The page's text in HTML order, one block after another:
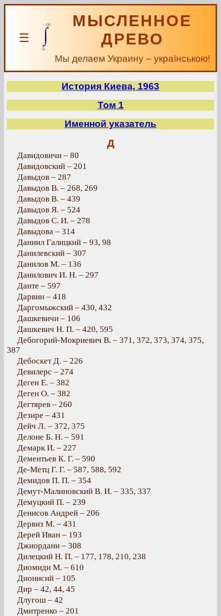
☰
МЫСЛЕННОЕ
ДРЕВО
Мы делаем Украину – українською!
История Киева, 1963
Том 1
Именной указатель
Д
Давидовичи – 80
Давидовский – 201
Давыдов – 287
Давыдов В. – 268, 269
Давыдов В. – 439
Давыдов Я. – 524
Давыдов С. И. – 278
Давыдова – 314
Даниил Галицкий – 93, 98
Данилевский – 307
Данилов М. – 136
Данилович И. Н. – 297
Данте – 597
Дарвин – 418
Даргомыжский – 430, 432
Дашкевичи – 106
Дашкевич Н. П. – 420, 595
Дебогорий-Мокриевич В. – 371, 372, 373, 374, 375,
387
Дебоскет Д. – 226
Девилерс – 274
Деген Е. – 382
Деген О. – 382
Дегтярев – 260
Дезире – 431
Дейч Л. – 372, 375
Делоне Б. Н. – 591
Демарк И. – 227
Дементьев К. Г. – 590
Де-Метц Г. Г. – 587, 588, 592
Демидов П. П. – 354
Демут-Малиновский В. И. – 335, 337
Демуцкий П. – 239
Денисов Андрей – 206
Дервиз М. – 431
Дерей Иван – 193
Джиордани – 308
Дилецкий Н. П. – 177, 178, 210, 238
Диомиди М. – 610
Дионисий – 105
Дир – 42, 44, 45
Длугош – 42
Дмитренко – 201